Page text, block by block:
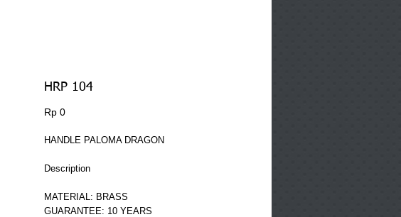
HRP 104
Rp 0Harga
HANDLE PALOMA DRAGON
Description
MATERIAL: BRASS
GUARANTEE: 10 YEARS